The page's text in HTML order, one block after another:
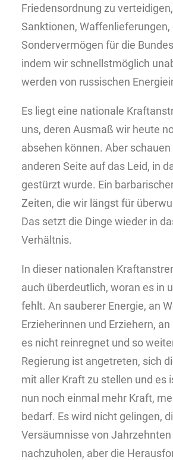
Friedensordnung zu
Sanktionen, Waffenlieferungen,
Sondervermögen für die
indem wir schnellstmöglich
werden von russischen
Es liegt eine nationale
uns, deren Ausmaß wir heute
absehen können. Aber
anderen Seite auf das Leid, in
gestürzt wurde. Ein
Zeiten, die wir längst für
Das setzt die Dinge wieder in
Verhältnis.
In dieser nationalen
auch überdeutlich, woran es in
fehlt. An sauberer Energie, an
Erzieherinnen und Erziehern, an
es nicht reinregnet und so
Regierung ist angetreten, sich
mit aller Kraft zu stellen und es
nun noch einmal mehr Kraft,
bedarf. Es wird nicht gelingen,
Versäumnisse von
nachzuholen, aber die